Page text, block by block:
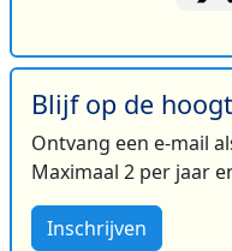
Blijf op de
Ontvang een e-mail
Maximaal 2 per jaar
Inschrijven